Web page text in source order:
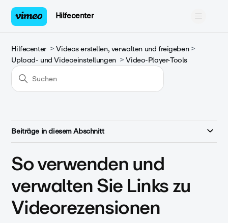
Hilfecenter
Hilfecenter
Videos erstellen, verwalten und freigeben
Upload- und Videoeinstellungen
Video-Player-Tools
Beiträge in diesem Abschnitt
So verwenden und
verwalten Sie Links zu
Videorezensionen